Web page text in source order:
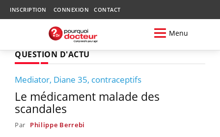
INSCRIPTION CONNEXION CONTACT
Menu
QUESTION D'ACTU
Mediator, Diane 35, contraceptifs
Le médicament malade des
scandales
Par Philippe Berrebi